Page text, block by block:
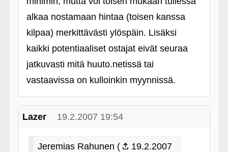
alkaa nostamaan hintaa (toisen kanssa
kilpaa) merkittävästi ylöspäin. Lisäksi
kaikki potentiaaliset ostajat eivät seuraa
jatkuvasti mitä huuto.netissä tai
vastaavissa on kulloinkin myynnissä.
Lazer 19.2.2007 19:54
Jeremias Rahunen (
19.2.2007